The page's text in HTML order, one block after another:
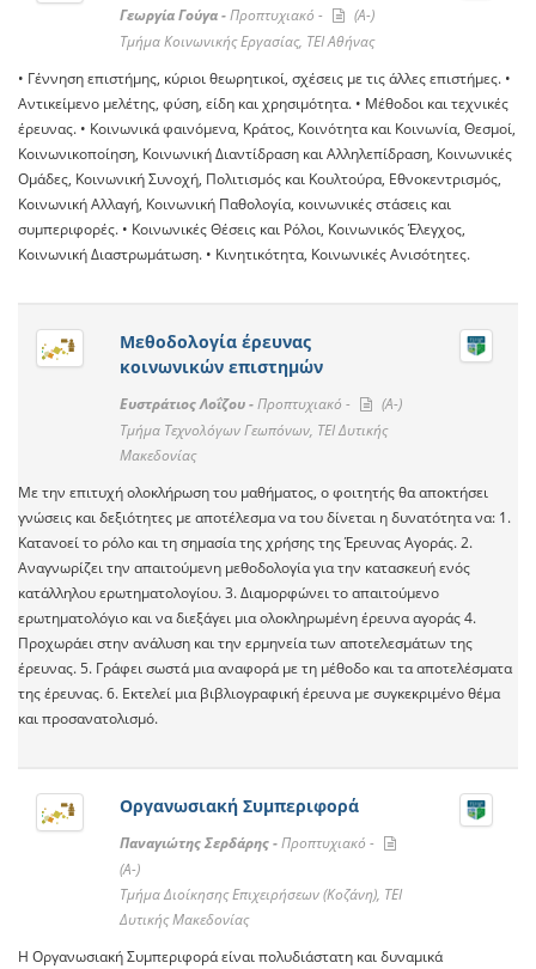
Γεωργία Γούγα -Προπτυχιακό -
(A-)
Τμήμα Κοινωνικής Εργασίας, ΤΕΙ Αθήνας
• Γέννηση επιστήμης, κύριοι θεωρητικοί, σχέσεις με τις άλλες επιστήμες. •
Αντικείμενο μελέτης, φύση, είδη και χρησιμότητα. • Μέθοδοι και τεχνικές
έρευνας. • Κοινωνικά φαινόμενα, Κράτος, Κοινότητα και Κοινωνία, Θεσμοί,
Κοινωνικοποίηση, Κοινωνική Διαντίδραση και Αλληλεπίδραση, Κοινωνικές
Ομάδες, Κοινωνική Συνοχή, Πολιτισμός και Κουλτούρα, Εθνοκεντρισμός,
Κοινωνική Αλλαγή, Κοινωνική Παθολογία, κοινωνικές στάσεις και
συμπεριφορές. • Κοινωνικές Θέσεις και Ρόλοι, Κοινωνικός Έλεγχος,
Κοινωνική Διαστρωμάτωση. • Κινητικότητα, Κοινωνικές Ανισότητες.
Μεθοδολογία έρευνας
κοινωνικών επιστημών
Ευστράτιος Λοΐζου -Προπτυχιακό -
(A-)
Τμήμα Τεχνολόγων Γεωπόνων, ΤΕΙ Δυτικής
Μακεδονίας
Με την επιτυχή ολοκλήρωση του μαθήματος, ο φοιτητής θα αποκτήσει
γνώσεις και δεξιότητες με αποτέλεσμα να του δίνεται η δυνατότητα να: 1.
Κατανοεί το ρόλο και τη σημασία της χρήσης της Έρευνας Αγοράς. 2.
Αναγνωρίζει την απαιτούμενη μεθοδολογία για την κατασκευή ενός
κατάλληλου ερωτηματολογίου. 3. Διαμορφώνει το απαιτούμενο
ερωτηματολόγιο και να διεξάγει μια ολοκληρωμένη έρευνα αγοράς 4.
Προχωράει στην ανάλυση και την ερμηνεία των αποτελεσμάτων της
έρευνας. 5. Γράφει σωστά μια αναφορά με τη μέθοδο και τα αποτελέσματα
της έρευνας. 6. Εκτελεί μια βιβλιογραφική έρευνα με συγκεκριμένο θέμα
και προσανατολισμό.
Οργανωσιακή Συμπεριφορά
Παναγιώτης Σερδάρης -Προπτυχιακό -
(A-)
Τμήμα Διοίκησης Επιχειρήσεων (Κοζάνη), ΤΕΙ
Δυτικής Μακεδονίας
Η Οργανωσιακή Συμπεριφορά είναι πολυδιάστατη και δυναμικά